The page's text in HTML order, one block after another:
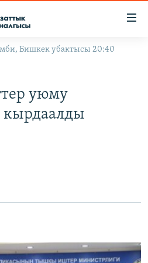
Бишкек убактысы 20:40
уюму
кырдаалды